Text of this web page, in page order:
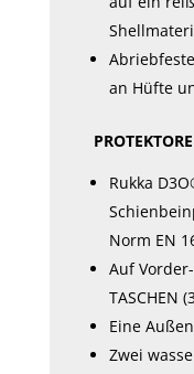
an Hüfte
Rukka
Norm EN
Auf
TASCHEN
Eine
Zwei